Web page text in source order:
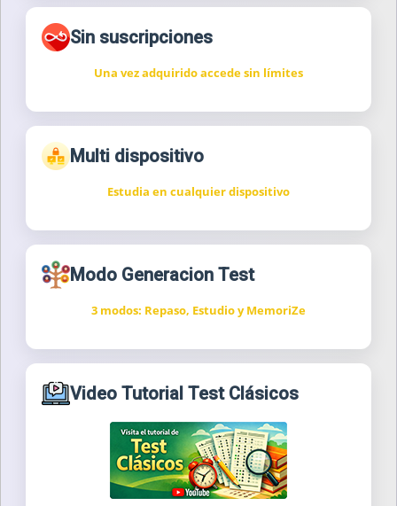
Sin suscripciones
Una vez adquirido accede sin límites
Multi dispositivo
Estudia en cualquier dispositivo
Modo Generacion Test
3 modos: Repaso, Estudio y MemoriZe
Video Tutorial Test Clásicos